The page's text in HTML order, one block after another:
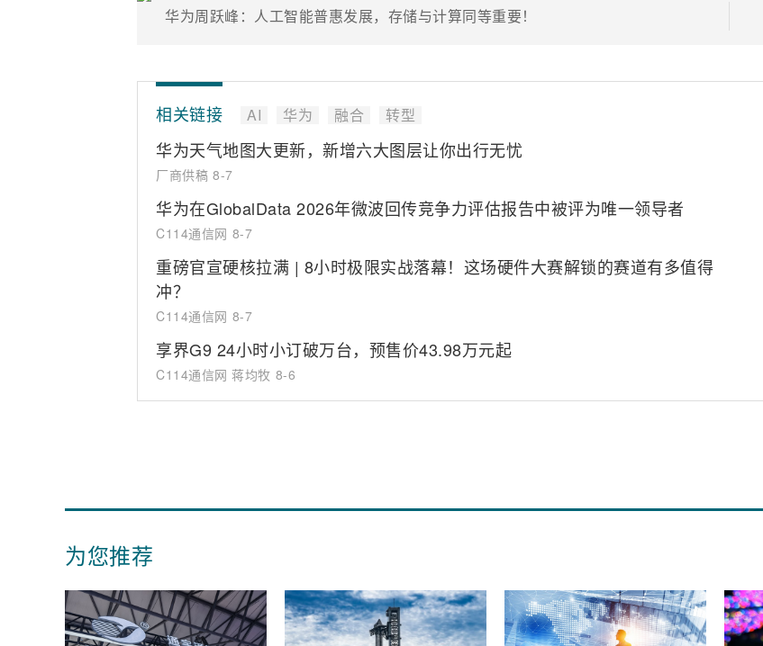
华为周跃峰：人工智能普惠发展，存储与计算同等重要！
相关链接 AI 华为 融合 转型
华为天气地图大更新，新增六大图层让你出行无忧
厂商供稿 8-7
华为在GlobalData 2026年微波回传竞争力评估报告中被评为唯一领导者
C114通信网 8-7
重磅官宣硬核拉满 | 8小时极限实战落幕！这场硬件大赛解锁的赛道有多值得
冲？
C114通信网 8-7
享界G9 24小时小订破万台，预售价43.98万元起
C114通信网 蒋均牧 8-6
为您推荐